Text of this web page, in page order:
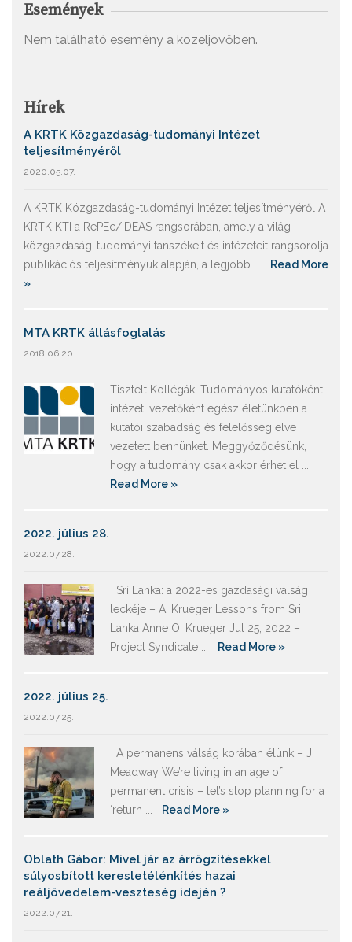
Események
Nem található esemény a közeljövőben.
Hírek
A KRTK Közgazdaság-tudományi Intézet
teljesítményéről
2020.05.07.
A KRTK Közgazdaság-tudományi Intézet teljesítményéről A
KRTK KTI a RePEc/IDEAS rangsorában, amely a világ
közgazdaság-tudományi tanszékeit és intézeteit rangsorolja
publikációs teljesítményük alapján, a legjobb ...
Read More
»
MTA KRTK állásfoglalás
2018.06.20.
Tisztelt Kollégák! Tudományos kutatóként,
intézeti vezetőként egész életünkben a
kutatói szabadság és felelősség elve
vezetett bennünket. Meggyőződésünk,
hogy a tudomány csak akkor érhet el ...
Read More »
2022. július 28.
2022.07.28.
Srí Lanka: a 2022-es gazdasági válság
leckéje – A. Krueger Lessons from Sri
Lanka Anne O. Krueger Jul 25, 2022 –
Project Syndicate ...
Read More »
2022. július 25.
2022.07.25.
A permanens válság korában élünk – J.
Meadway We’re living in an age of
permanent crisis – let’s stop planning for a
‘return ...
Read More »
Oblath Gábor: Mivel jár az árrögzítésekkel
súlyosbított keresletélénkítés hazai
reáljövedelem-veszteség idején ?
2022.07.21.